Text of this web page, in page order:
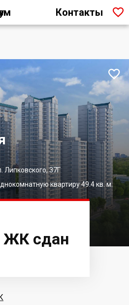
Контакты 
Липковского, 37Г
квартиру 49.4 кв. м.

ЖК сдан